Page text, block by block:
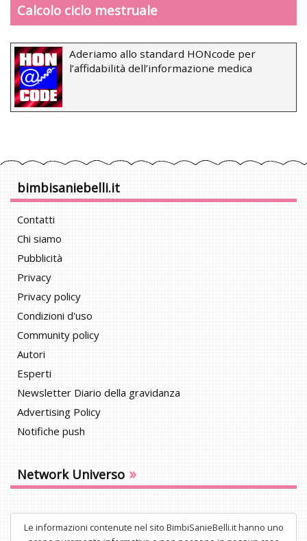
Calcolo ciclo mestruale
Aderiamo allo standard HONcode per
l’affidabilità dell’informazione medica
bimbisaniebelli.it
Contatti
Chi siamo
Pubblicità
Privacy
Privacy policy
Condizioni d'uso
Community policy
Autori
Esperti
Newsletter Diario della gravidanza
Advertising Policy
Notifiche push
Network Universo »
Le informazioni contenute nel sito BimbiSanieBelli.it hanno uno